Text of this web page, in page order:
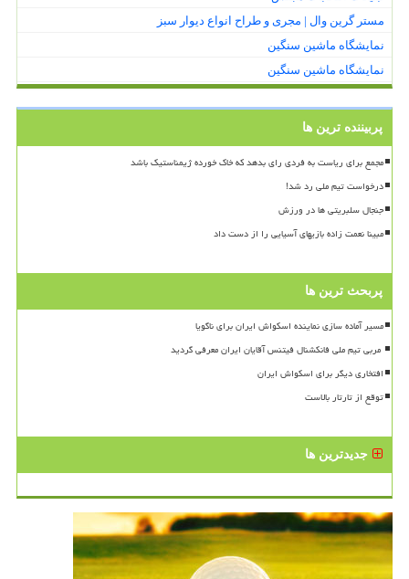
مستر گرین وال | مجری و طراح انواع دیوار سبز
نمایشگاه ماشین سنگین
نمایشگاه ماشین سنگین
پربیننده ترین ها
مجمع برای ریاست به فردی رای بدهد که خاک خورده ژیمناستیک باشد
درخواست تیم ملی رد شد!
جنجال سلبریتی ها در ورزش
مبینا نعمت زاده بازیهای آسیایی را از دست داد
پربحث ترین ها
مسیر آماده سازی نماینده اسکواش ایران برای ناگویا
افتخاری دیگر برای اسکواش ایران
توقع از تارتار بالاست
جدیدترین ها